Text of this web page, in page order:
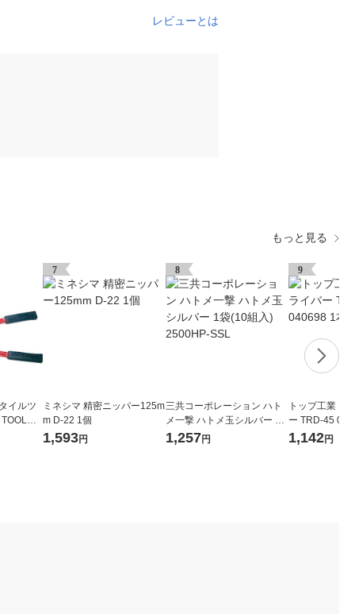
レビューとは
もっと見る
イルツ
）
GK-1
7
ミネシマ 精密ニッパー125m
m D-22 1個
1,593円
8
三共コーポレーション ハト
メ一撃 ハトメ玉シルバー 1
袋(10組入) 2500HP-SSL
1,257円
9
トップ工業 コ
ー TRD-45
1,142円